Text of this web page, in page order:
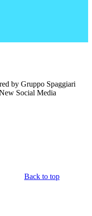
by Gruppo Spaggiari
Social Media
Back to top